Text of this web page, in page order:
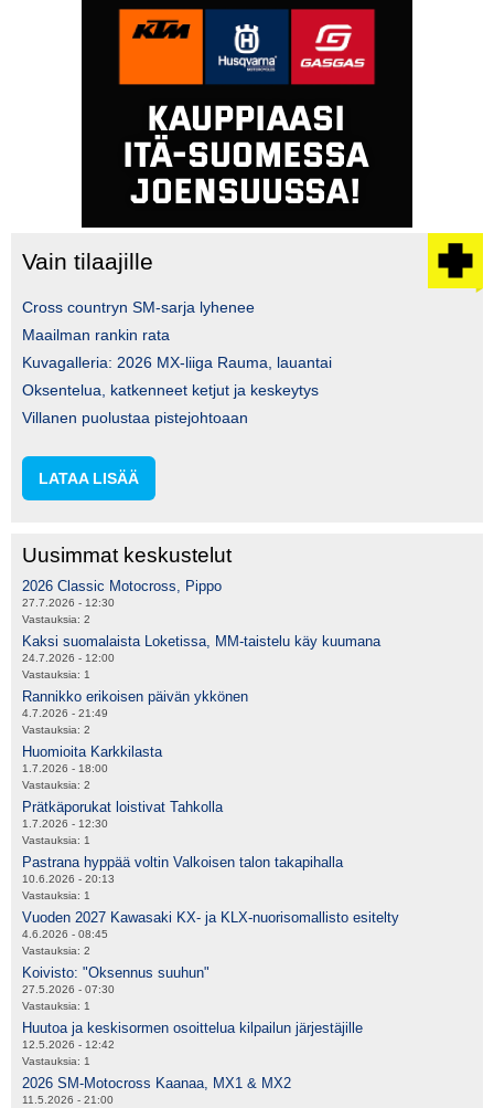
Vain tilaajille
Cross countryn SM-sarja lyhenee
Maailman rankin rata
Kuvagalleria: 2026 MX-liiga Rauma, lauantai
Oksentelua, katkenneet ketjut ja keskeytys
Villanen puolustaa pistejohtoaan
LATAA LISÄÄ
Uusimmat keskustelut
2026 Classic Motocross, Pippo
27.7.2026 - 12:30
Vastauksia: 2
Kaksi suomalaista Loketissa, MM-taistelu käy kuumana
24.7.2026 - 12:00
Vastauksia: 1
Rannikko erikoisen päivän ykkönen
4.7.2026 - 21:49
Vastauksia: 2
Huomioita Karkkilasta
1.7.2026 - 18:00
Vastauksia: 2
Prätkäporukat loistivat Tahkolla
1.7.2026 - 12:30
Vastauksia: 1
Pastrana hyppää voltin Valkoisen talon takapihalla
10.6.2026 - 20:13
Vastauksia: 1
Vuoden 2027 Kawasaki KX- ja KLX-nuorisomallisto esitelty
4.6.2026 - 08:45
Vastauksia: 2
Koivisto: "Oksennus suuhun"
27.5.2026 - 07:30
Vastauksia: 1
Huutoa ja keskisormen osoittelua kilpailun järjestäjille
12.5.2026 - 12:42
Vastauksia: 1
2026 SM-Motocross Kaanaa, MX1 & MX2
11.5.2026 - 21:00